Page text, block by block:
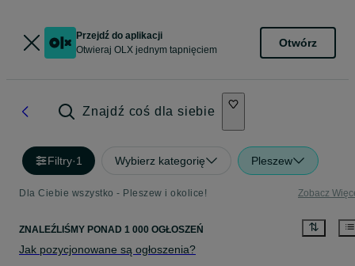
Przejdź do aplikacji
Otwieraj OLX jednym tapnięciem
Otwórz
Znajdź coś dla siebie
Filtry·1 Wybierz kategorię Pleszew
Dla Ciebie wszystko - Pleszew i okolice! Zobacz
ZNALEŹLIŚMY PONAD 1 000 OGŁOSZEŃ
Jak pozycjonowane są ogłoszenia?